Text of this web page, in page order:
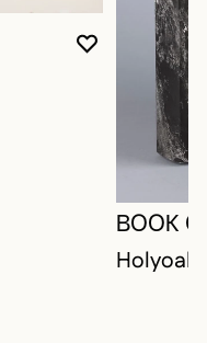
VOUS
FERMER
OUVRIR LA
BOOK